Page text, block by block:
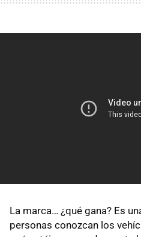
La marca… ¿qué gana? Es
personas conozcan los